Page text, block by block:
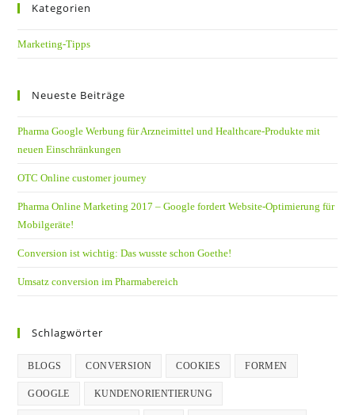
Kategorien
Marketing-Tipps
Neueste Beiträge
Pharma Google Werbung für Arzneimittel und Healthcare-Produkte mit
neuen Einschränkungen
OTC Online customer journey
Pharma Online Marketing 2017 – Google fordert Website-Optimierung für
Mobilgeräte!
Conversion ist wichtig: Das wusste schon Goethe!
Umsatz conversion im Pharmabereich
Schlagwörter
BLOGS CONVERSION COOKIES FORMEN
GOOGLE KUNDENORIENTIERUNG